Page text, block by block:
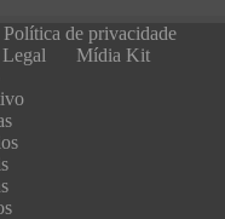
Política de privacidade
Mídia Kit